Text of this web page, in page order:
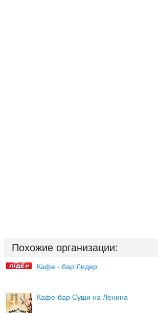
Похожие организации:
Кафе - бар Лидер
Кафе-бар Суши на Ленина